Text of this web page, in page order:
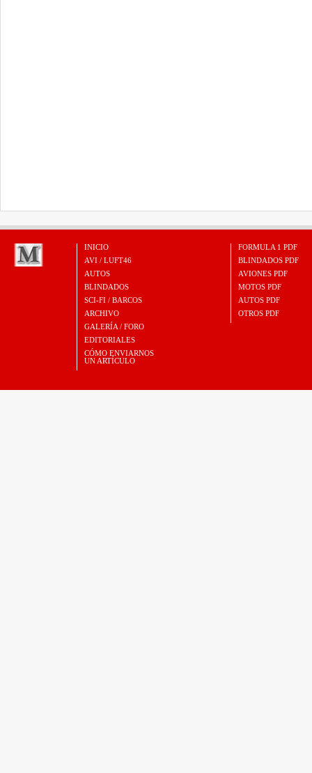
INICIO
AVI / LUFT46
AUTOS
BLINDADOS
SCI-FI / BARCOS
ARCHIVO
GALERÍA / FORO
EDITORIALES
CÓMO ENVIARNOS
UN ARTÍCULO
FORMULA 1 PDF
BLINDADOS PDF
AVIONES PDF
MOTOS PDF
AUTOS PDF
OTROS PDF